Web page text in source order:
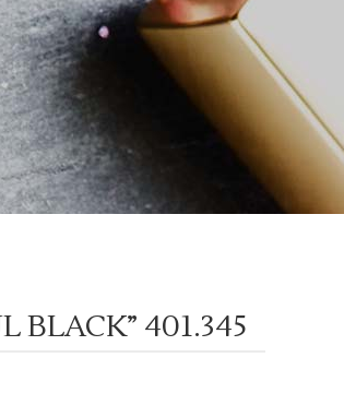
BLACK” 401.345